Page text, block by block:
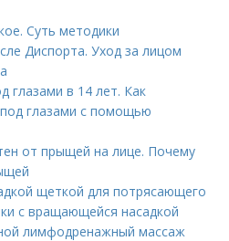
Суть методики
Диспорта. Уход за лицом
глазами в 14 лет. Как
глазами с помощью
от прыщей на лице. Почему
щеткой для потрясающего
с вращающейся насадкой
лимфодренажный массаж